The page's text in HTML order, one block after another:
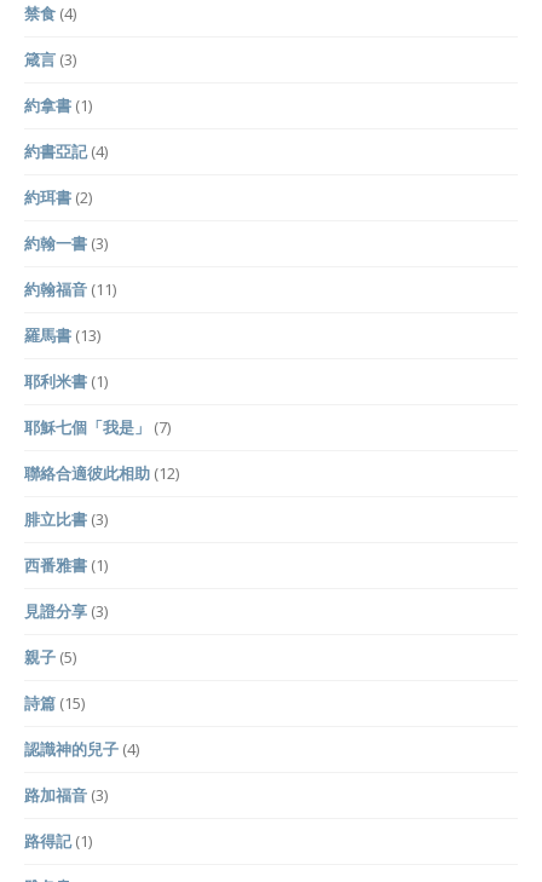
禁食 (4)
箴言 (3)
約拿書 (1)
約書亞記(4)
約珥書 (2)
約翰一書 (3)
約翰福音 (11)
羅馬書 (13)
耶利米書 (1)
耶穌七個「我是」 (7)
聯絡合適彼此相助 (12)
腓立比書 (3)
西番雅書 (1)
見證分享 (3)
親子 (5)
詩篇 (15)
認識神的兒子 (4)
路加福音 (3)
路得記(1)